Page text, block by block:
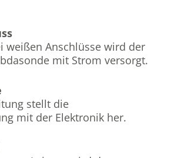
weißen Anschlüsse wird der
mit Strom versorgt.
stellt die
mit der Elektronik her.